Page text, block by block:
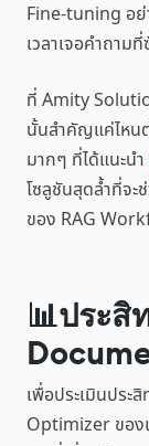
Fine-tuning อย่
เวลาเจอคำถาม
ที่ Amity
นั้นสำคัญแค่ไหน
มากๆ ที่ได้แนะนำ
โซลูชันสุดล้ำที่จะ
ของ RAG
📊ประ
เพื่อประเมินปร
Optimizer ของ